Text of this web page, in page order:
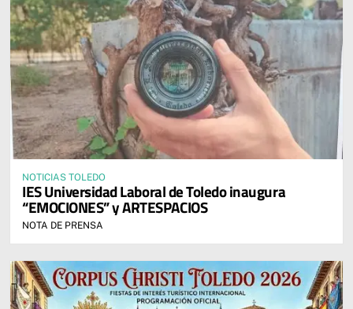
NOTICIAS TOLEDO
IES Universidad Laboral de Toledo inaugura
“EMOCIONES” y ARTESPACIOS
NOTA DE PRENSA